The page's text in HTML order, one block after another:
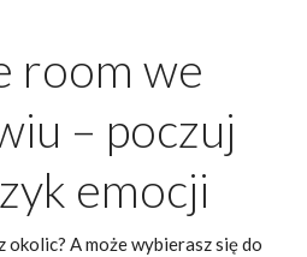
room we
– poczuj
emocji
okolic? A może wybierasz się do